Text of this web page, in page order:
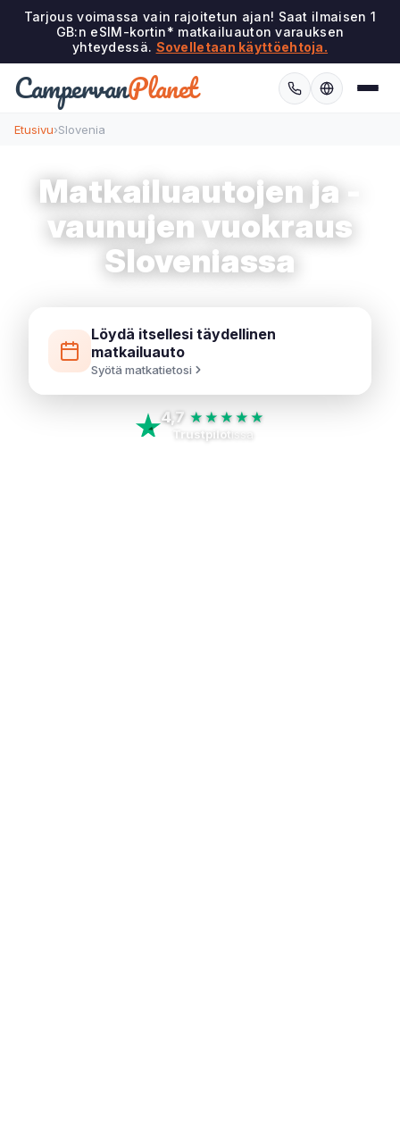
Tarjous voimassa vain rajoitetun ajan! Saat ilmaisen 1
GB:n eSIM-kortin* matkailuauton varauksen
yhteydessä. Sovelletaan käyttöehtoja.
CampervanPlanet
Etusivu›Slovenia
Matkailuautojen ja -
vaunujen vuokraus
Sloveniassa
Löydä itsellesi täydellinen
matkailuauto
Syötä matkatietosi
4,7 ★★★★★
Trustpilotissa